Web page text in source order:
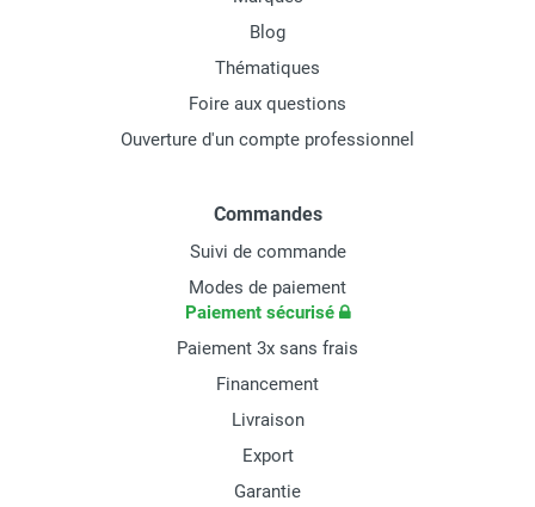
Blog
Thématiques
Foire aux questions
Ouverture d'un compte professionnel
Commandes
Suivi de commande
Modes de paiement
Paiement sécurisé
Paiement 3x sans frais
Financement
Livraison
Export
Garantie